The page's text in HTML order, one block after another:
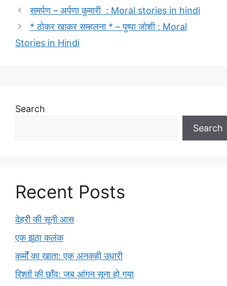
समर्पण – अर्पणा कुमारी : Moral stories in hindi
* ठोकर खाकर सम्हलना * – पुष्पा जोशी : Moral
Stories in Hindi
Search
Search
Recent Posts
देहरी की सूनी आस
एक झूठा कलंक
कर्मों का खाता: एक अनकही उधारी
रिश्तों की छाँव: जब आंगन सूना हो गया